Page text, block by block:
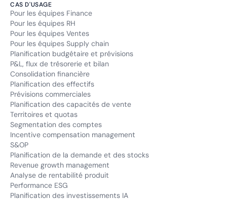
CAS D'USAGE
Pour les équipes Finance
Pour les équipes RH
Pour les équipes Ventes
Pour les équipes Supply chain
Planification budgétaire et prévisions
P&L, flux de trésorerie et bilan
Consolidation financière
Planification des effectifs
Prévisions commerciales
Planification des capacités de vente
Territoires et quotas
Segmentation des comptes
Incentive compensation management
S&OP
Planification de la demande et des stocks
Revenue growth management
Analyse de rentabilité produit
Performance ESG
Planification des investissements IA